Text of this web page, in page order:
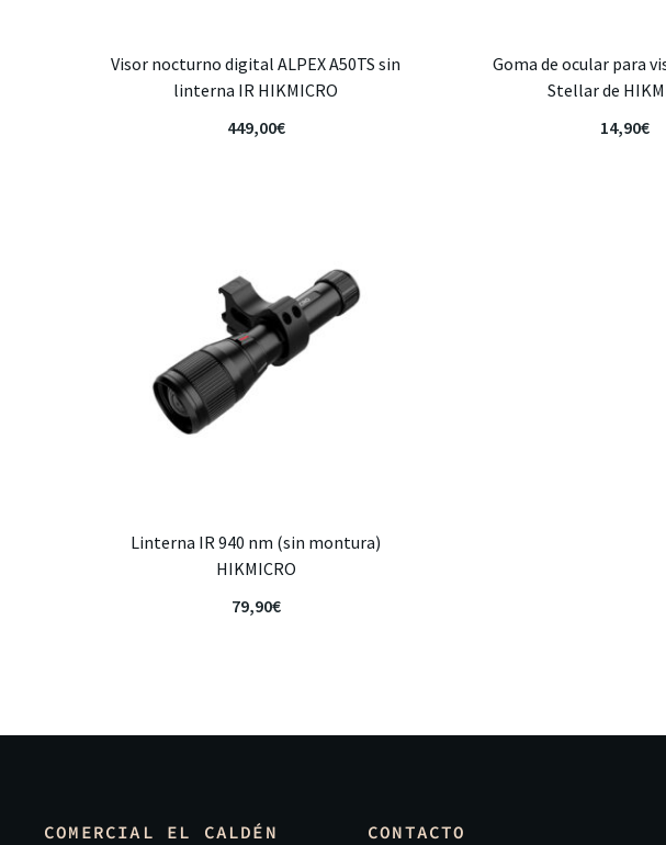
Visor nocturno digital ALPEX A50TS sin
linterna IR HIKMICRO
449,00€
Goma de ocular para
Stellar de
14,90€
Linterna IR 940 nm (sin montura)
HIKMICRO
79,90€
COMERCIAL EL CALDÉN CONTACTO